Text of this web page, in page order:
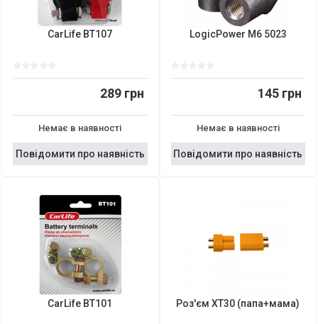
CarLife BT107
289 грн
Немає в наявності
Повідомити про наявність
LogicPower M6 5023
145 грн
Немає в наявності
Повідомити про наявність
CarLife BT101 Роз'єм XT30 (папа+мама)